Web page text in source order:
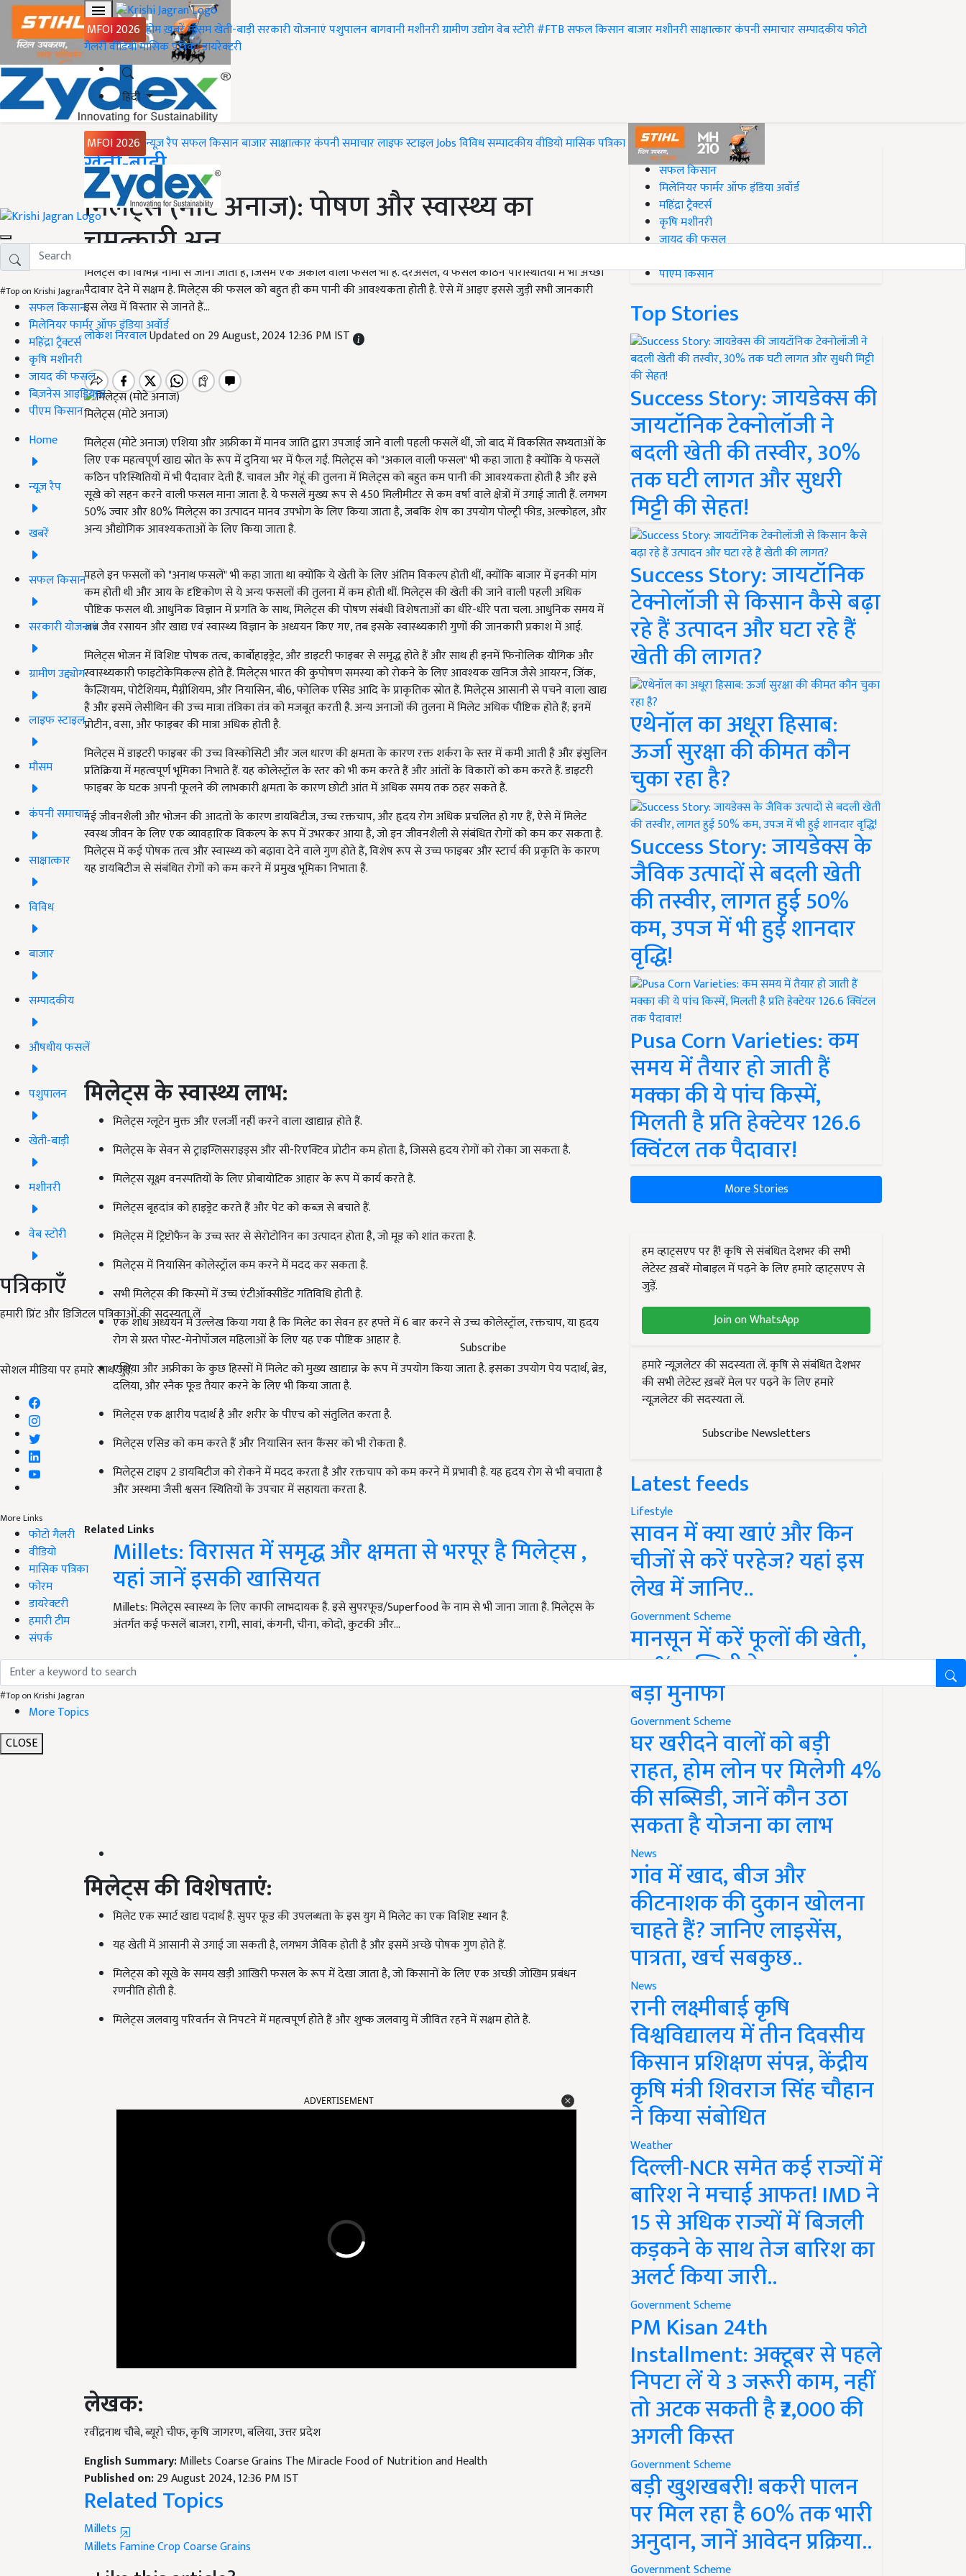
MFOI 2026 होमख़बरेंमौसमखेती-बाड़ीसरकारी योजनाएंपशुपालनबागवानीमशीनरीग्रामीण उद्योगवेब स्टोरी#FTBसफल किसानबाजारमशीनरीसाक्षात्कारकंपनी समाचारसम्पादकीयफोटो
गैलरीवीडियोमासिक पत्रिकाडायरेक्टरी
हिंदी
MFOI 2026 न्यूज़ रैपसफल किसानबाजारसाक्षात्कारकंपनी समाचारलाइफ स्टाइलJobsविविधसम्पादकीयवीडियोमासिक पत्रिका
#Top on Krishi Jagran
सफल किसान
मिलेनियर फार्मर ऑफ इंडिया अवॉर्ड
महिंद्रा ट्रैक्टर्स
कृषि मशीनरी
जायद की फसल
बिज़नेस आइडियाज
पीएम किसान
Home
न्यूज़ रैप
खबरें
सफल किसान
सरकारी योजनाएं
ग्रामीण उद्द्योग
लाइफ स्टाइल
मौसम
कंपनी समाचार
साक्षात्कार
विविध
बाजार
सम्पादकीय
औषधीय फसलें
पशुपालन
खेती-बाड़ी
मशीनरी
वेब स्टोरी
पत्रिकाएँ
हमारी प्रिंट और डिजिटल पत्रिकाओं की सदस्यता लें
Subscribe
सोशल मीडिया पर हमारे साथ जुड़ें:
More Links
फोटो गैलरी
वीडियो
मासिक पत्रिका
फोरम
डायरेक्टरी
हमारी टीम
संपर्क
#Top on Krishi Jagran
More Topics
CLOSE
Home
खेती-बाड़ी
मिलेट्स (मोटे अनाज): पोषण और स्वास्थ्य का
चमत्कारी अन्न
मिलेट्स को विभिन्न नामों से जाना जाता है, जिसमें एक अकाल वाली फसल भी है. दरअसल, ये फसलें कठिन परिस्थितियों में भी अच्छी
पैदावार देने में सक्षम है. मिलेट्स की फसल को बहुत ही कम पानी की आवश्यकता होती है. ऐसे में आइए इससे जुड़ी सभी जानकारी
इस लेख में विस्तार से जानते हैं...
लोकेश निरवालUpdated on 29 August, 2024 12:36 PM IST
मिलेट्स (मोटे अनाज)
मिलेट्स (मोटे अनाज) एशिया और अफ्रीका में मानव जाति द्वारा उपजाई जाने वाली पहली फसलें थीं, जो बाद में विकसित सभ्यताओं के
लिए एक महत्वपूर्ण खाद्य स्रोत के रूप में दुनिया भर में फैल गईं. मिलेट्स को "अकाल वाली फसल" भी कहा जाता है क्योंकि ये फसलें
कठिन परिस्थितियों में भी पैदावार देती हैं. चावल और गेहूं की तुलना में मिलेट्स को बहुत कम पानी की आवश्यकता होती है और इसे
सूखे को सहन करने वाली फसल माना जाता है. ये फसलें मुख्य रूप से 450 मिलीमीटर से कम वर्षा वाले क्षेत्रों में उगाई जाती हैं. लगभग
50% ज्वार और 80% मिलेट्स का उत्पादन मानव उपभोग के लिए किया जाता है, जबकि शेष का उपयोग पोल्ट्री फीड, अल्कोहल, और
अन्य औद्योगिक आवश्यकताओं के लिए किया जाता है.
पहले इन फसलों को "अनाथ फसलें" भी कहा जाता था क्योंकि ये खेती के लिए अंतिम विकल्प होती थीं, क्योंकि बाजार में इनकी मांग
कम होती थी और आय के दृष्टिकोण से ये अन्य फसलों की तुलना में कम होती थीं. मिलेट्स की खेती की जाने वाली पहली अधिक
पौष्टिक फसल थी. आधुनिक विज्ञान में प्रगति के साथ, मिलेट्स की पोषण संबंधी विशेषताओं का धीरे-धीरे पता चला. आधुनिक समय में
जब जैव रसायन और खाद्य एवं स्वास्थ्य विज्ञान के अध्ययन किए गए, तब इसके स्वास्थ्यकारी गुणों की जानकारी प्रकाश में आई.
मिलेट्स भोजन में विशिष्ट पोषक तत्व, कार्बोहाइड्रेट, और डाइटरी फाइबर से समृद्ध होते हैं और साथ ही इनमें फिनोलिक यौगिक और
स्वास्थ्यकारी फाइटोकेमिकल्स होते हैं. मिलेट्स भारत की कुपोषण समस्या को रोकने के लिए आवश्यक खनिज जैसे आयरन, जिंक,
कैल्शियम, पोटैशियम, मैग्नीशियम, और नियासिन, बी6, फोलिक एसिड आदि के प्राकृतिक स्रोत हैं. मिलेट्स आसानी से पचने वाला खाद्य
है और इसमें लेसीथिन की उच्च मात्रा तंत्रिका तंत्र को मजबूत करती है. अन्य अनाजों की तुलना में मिलेट अधिक पौष्टिक होते हैं; इनमें
प्रोटीन, वसा, और फाइबर की मात्रा अधिक होती है.
मिलेट्स में डाइटरी फाइबर की उच्च विस्कोसिटी और जल धारण की क्षमता के कारण रक्त शर्करा के स्तर में कमी आती है और इंसुलिन
प्रतिक्रिया में महत्वपूर्ण भूमिका निभाते हैं. यह कोलेस्ट्रॉल के स्तर को भी कम करते हैं और आंतों के विकारों को कम करते हैं. डाइटरी
फाइबर के घटक अपनी फूलने की लाभकारी क्षमता के कारण छोटी आंत में अधिक समय तक ठहर सकते हैं.
नई जीवनशैली और भोजन की आदतों के कारण डायबिटीज, उच्च रक्तचाप, और हृदय रोग अधिक प्रचलित हो गए हैं, ऐसे में मिलेट
स्वस्थ जीवन के लिए एक व्यावहारिक विकल्प के रूप में उभरकर आया है, जो इन जीवनशैली से संबंधित रोगों को कम कर सकता है.
मिलेट्स में कई पोषक तत्व और स्वास्थ्य को बढ़ावा देने वाले गुण होते हैं, विशेष रूप से उच्च फाइबर और स्टार्च की प्रकृति के कारण
यह डायबिटीज से संबंधित रोगों को कम करने में प्रमुख भूमिका निभाता है.
मिलेट्स के स्वास्थ्य लाभ:
मिलेट्स ग्लूटेन मुक्त और एलर्जी नहीं करने वाला खाद्यान्न होते हैं.
मिलेट्स के सेवन से ट्राइग्लिसराइड्स और सी-रिएक्टिव प्रोटीन कम होता है, जिससे हृदय रोगों को रोका जा सकता है.
मिलेट्स सूक्ष्म वनस्पतियों के लिए प्रोबायोटिक आहार के रूप में कार्य करते हैं.
मिलेट्स बृहदांत्र को हाइड्रेट करते हैं और पेट को कब्ज से बचाते हैं.
मिलेट्स में ट्रिप्टोफैन के उच्च स्तर से सेरोटोनिन का उत्पादन होता है, जो मूड को शांत करता है.
मिलेट्स में नियासिन कोलेस्ट्रॉल कम करने में मदद कर सकता है.
सभी मिलेट्स की किस्मों में उच्च एंटीऑक्सीडेंट गतिविधि होती है.
एक शोध अध्ययन में उल्लेख किया गया है कि मिलेट का सेवन हर हफ्ते में 6 बार करने से उच्च कोलेस्ट्रॉल, रक्तचाप, या हृदय
रोग से ग्रस्त पोस्ट-मेनोपॉजल महिलाओं के लिए यह एक पौष्टिक आहार है.
एशिया और अफ्रीका के कुछ हिस्सों में मिलेट को मुख्य खाद्यान्न के रूप में उपयोग किया जाता है. इसका उपयोग पेय पदार्थ, ब्रेड,
दलिया, और स्नैक फूड तैयार करने के लिए भी किया जाता है.
मिलेट्स एक क्षारीय पदार्थ है और शरीर के पीएच को संतुलित करता है.
मिलेट्स एसिड को कम करते हैं और नियासिन स्तन कैंसर को भी रोकता है.
मिलेट्स टाइप 2 डायबिटीज को रोकने में मदद करता है और रक्तचाप को कम करने में प्रभावी है. यह हृदय रोग से भी बचाता है
और अस्थमा जैसी श्वसन स्थितियों के उपचार में सहायता करता है.
Related Links
Millets: विरासत में समृद्ध और क्षमता से भरपूर है मिलेट्स ,
यहां जानें इसकी खासियत
Millets: मिलेट्स स्वास्थ्य के लिए काफी लाभदायक है. इसे सुपरफूड/Superfood के नाम से भी जाना जाता है. मिलेट्स के
अंतर्गत कई फसलें बाजरा, रागी, सावां, कंगनी, चीना, कोदो, कुटकी और…
मिलेट्स की विशेषताएं:
मिलेट एक स्मार्ट खाद्य पदार्थ है. सुपर फूड की उपलब्धता के इस युग में मिलेट का एक विशिष्ट स्थान है.
यह खेती में आसानी से उगाई जा सकती है, लगभग जैविक होती है और इसमें अच्छे पोषक गुण होते हैं.
मिलेट्स को सूखे के समय खड़ी आखिरी फसल के रूप में देखा जाता है, जो किसानों के लिए एक अच्छी जोखिम प्रबंधन
रणनीति होती है.
मिलेट्स जलवायु परिवर्तन से निपटने में महत्वपूर्ण होते हैं और शुष्क जलवायु में जीवित रहने में सक्षम होते हैं.
लेखक
रवींद्रनाथ चौबे, ब्यूरो चीफ, कृषि जागरण, बलिया, उत्तर प्रदेश
English Summary:
Millets Coarse Grains The Miracle Food of Nutrition and Health
Published on:29 August 2024, 12:36 PM IST
Related Topics
Millets
Millets Famine Crop
Like this article?
#Top on Krishi Jagran
सफल किसान
मिलेनियर फार्मर ऑफ इंडिया अवॉर्ड
महिंद्रा ट्रैक्टर्स
कृषि मशीनरी
जायद की फसल
पीएम किसान
Top Stories
Success Story: जायडेक्स की
जायटॉनिक टेक्नोलॉजी ने
बदली खेती की तस्वीर, 30%
तक घटी लागत और सुधरी
मिट्टी की सेहत!
Success Story: जायटॉनिक
टेक्नोलॉजी से किसान कैसे बढ़ा
रहे हैं उत्पादन और घटा रहे हैं
खेती की लागत?
एथेनॉल का अधूरा हिसाब:
ऊर्जा सुरक्षा की कीमत कौन
चुका रहा है?
Success Story: जायडेक्स के
जैविक उत्पादों से बदली खेती
की तस्वीर, लागत हुई 50%
कम, उपज में भी हुई शानदार
वृद्धि!
Pusa Corn Varieties: कम
समय में तैयार हो जाती हैं
मक्का की ये पांच किस्में,
मिलती है प्रति हेक्टेयर 126.6
क्विंटल तक पैदावार!
More Stories
हम व्हाट्सएप पर हैं! कृषि से संबंधित देशभर की सभी
लेटेस्ट ख़बरें मोबाइल में पढ़ने के लिए हमारे व्हाट्सएप से
जुड़ें.
Join on WhatsApp
हमारे न्यूज़लेटर की सदस्यता लें. कृषि से संबंधित देशभर
की सभी लेटेस्ट ख़बरें मेल पर पढ़ने के लिए हमारे
न्यूज़लेटर की सदस्यता लें.
Subscribe Newsletters
Latest feeds
Lifestyle
सावन में क्या खाएं और किन
चीजों से करें परहेज? यहां इस
लेख में जानिए..
Government Scheme
मानसून में करें फूलों की खेती,
50% सब्सिडी के साथ कमाएं
बड़ा मुनाफा
Government Scheme
घर खरीदने वालों को बड़ी
राहत, होम लोन पर मिलेगी 4%
की सब्सिडी, जानें कौन उठा
सकता है योजना का लाभ
News
गांव में खाद, बीज और
कीटनाशक की दुकान खोलना
चाहते हैं? जानिए लाइसेंस,
पात्रता, खर्च सबकुछ..
News
रानी लक्ष्मीबाई कृषि
विश्वविद्यालय में तीन दिवसीय
किसान प्रशिक्षण संपन्न, केंद्रीय
कृषि मंत्री शिवराज सिंह चौहान
ने किया संबोधित
Weather
दिल्ली-NCR समेत कई राज्यों में
बारिश ने मचाई आफत! IMD ने
15 से अधिक राज्यों में बिजली
कड़कने के साथ तेज बारिश का
अलर्ट किया जारी..
Government Scheme
PM Kisan 24th
Installment: अक्टूबर से पहले
निपटा लें ये 3 जरूरी काम, नहीं
तो अटक सकती है ₹2,000 की
अगली किस्त
Government Scheme
बड़ी खुशखबरी! बकरी पालन
पर मिल रहा है 60% तक भारी
अनुदान, जानें आवेदन प्रक्रिया..
Government Scheme